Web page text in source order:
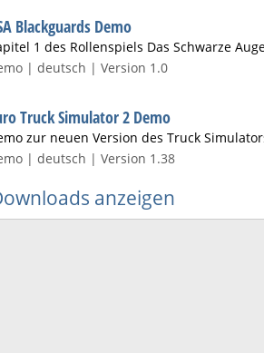
Blackguards Demo
1 des Rollenspiels Das Schwarze
| deutsch | Version 1.0
Truck Simulator 2 Demo
zur neuen Version des Truck
| deutsch | Version 1.38
anzeigen